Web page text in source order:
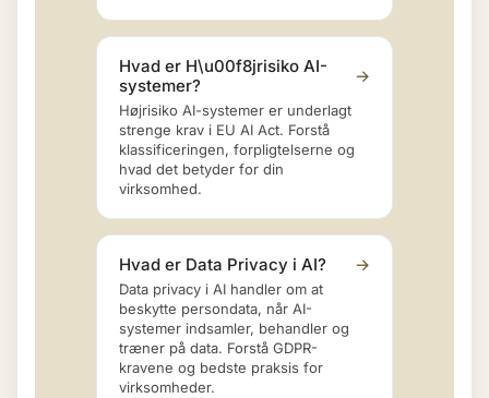
Hvad er H\u00f8jrisiko AI-
systemer?
→
Højrisiko AI-systemer er underlagt
strenge krav i EU AI Act. Forstå
klassificeringen, forpligtelserne og
hvad det betyder for din
virksomhed.
Hvad er Data Privacy i AI? →
Data privacy i AI handler om at
beskytte persondata, når AI-
systemer indsamler, behandler og
træner på data. Forstå GDPR-
kravene og bedste praksis for
virksomheder.